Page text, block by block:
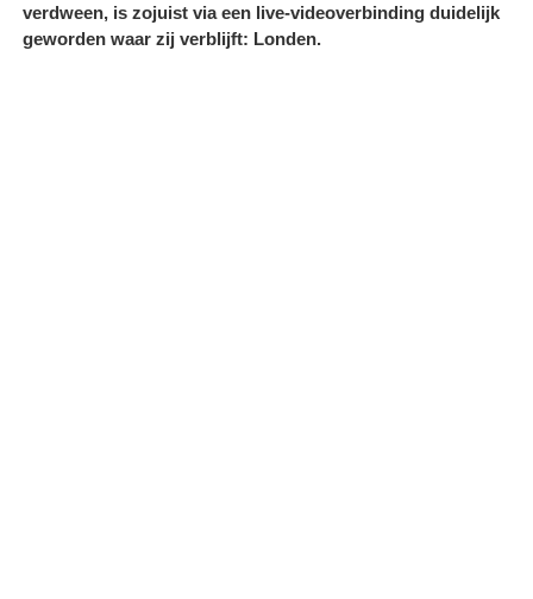
verdween, is zojuist via een live-videoverbinding duidelijk
geworden waar zij verblijft: Londen.